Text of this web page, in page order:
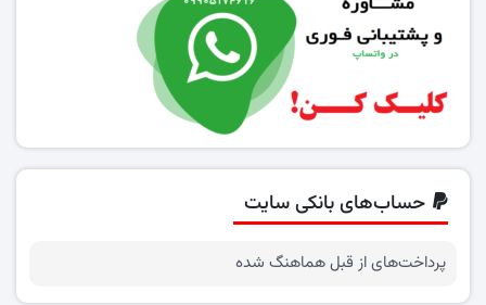
حساب‌های بانکی سایت
پرداخت‌های از قبل هماهنگ شده